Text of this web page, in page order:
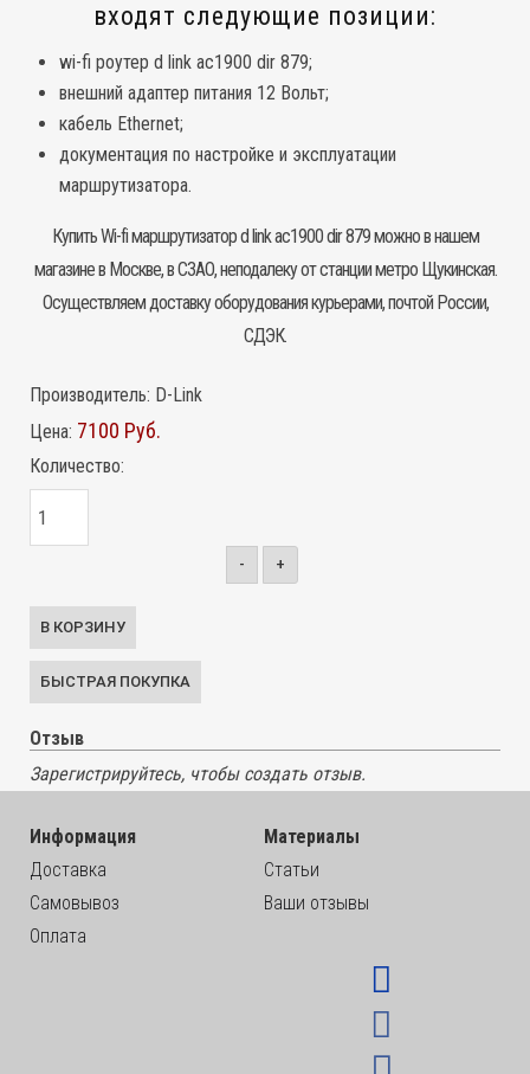
входят следующие позиции:
wi-fi роутер d link ac1900 dir 879;
внешний адаптер питания 12 Вольт;
кабель Ethernet;
документация по настройке и эксплуатации
маршрутизатора.
Купить Wi-fi маршрутизатор d link ac1900 dir 879 можно в нашем
магазине в Москве, в СЗАО, неподалеку от станции метро Щукинская.
Осуществляем доставку оборудования курьерами, почтой России,
СДЭК.
Производитель: D-Link
Цена: 7100 Руб.
Количество:
- +
Отзыв
Зарегистрируйтесь, чтобы создать отзыв.
Информация
Доставка
Самовывоз
Оплата
Материалы
Статьи
Ваши отзывы